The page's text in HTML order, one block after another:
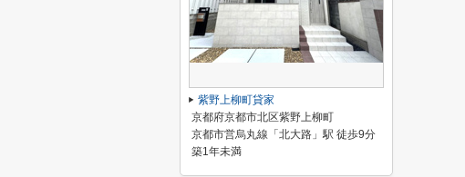
紫野上柳町貸家
京都府京都市北区紫野上柳町
京都市営烏丸線「北大路」駅 徒歩9分
築1年未満